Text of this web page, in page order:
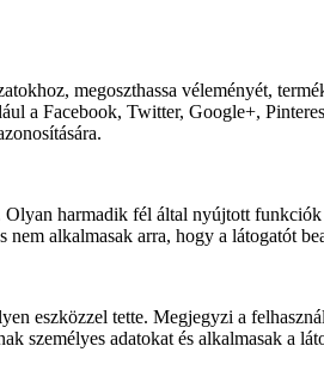
megoszthassa véleményét,
a Facebook, Twitter, Google+,
harmadik fél által nyújtott
alkalmasak arra, hogy a látogatót
eszközzel tette. Megjegyzi a
személyes adatokat és alkalmasak a